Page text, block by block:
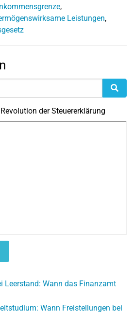
,
Leistungen,
der Steuererklärung
Leerstand: Wann das Finanzamt
Wann Freistellungen bei